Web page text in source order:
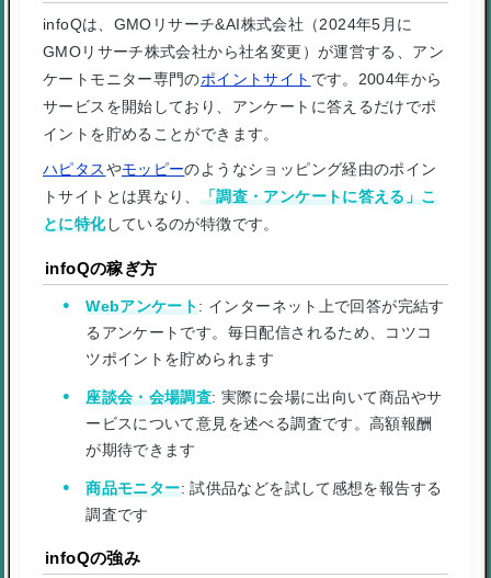
infoQは、GMOリサーチ&AI株式会社（2024年5月に
GMOリサーチ株式会社から社名変更）が運営する、アン
ケートモニター専門のポイントサイト です。2004年から
サービスを開始しており、アンケートに答えるだけでポ
イントを貯めることができます。
ハピタスやモッピーのようなショッピング経由のポイン
トサイトとは異なり、 「調査・アンケートに答える」こ
とに特化しているのが特徴です。
infoQの稼ぎ方
Webアンケート: インターネット上で回答が完結す
るアンケートです。毎日配信されるため、コツコ
ツポイントを貯められます
座談会・会場調査: 実際に会場に出向いて商品やサ
ービスについて意見を述べる調査です。高額報酬
が期待できます
商品モニター: 試供品などを試して感想を報告する
調査です
infoQの強み